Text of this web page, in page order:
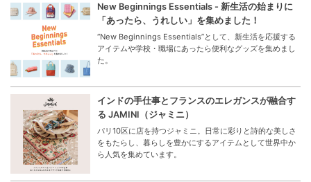
New Beginnings Essentials - 新生活の始まりに
「あったら、うれしい」を集めました！
“New Beginnings Essentials”として、新生活を応援する
アイテムや学校・職場にあったら便利なグッズを集めまし
た。
インドの手仕事とフランスのエレガンスが融合す
る JAMINI（ジャミニ）
パリ10区に店を持つジャミニ。日常に彩りと詩的な美しさ
をもたらし、暮らしを豊かにするアイテムとして世界中か
ら人気を集めています。